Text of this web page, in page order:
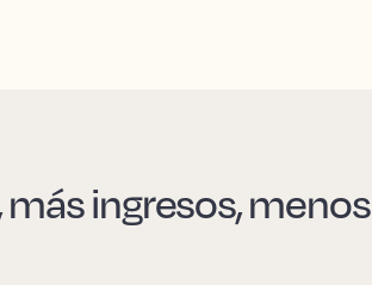
ingresos, menos